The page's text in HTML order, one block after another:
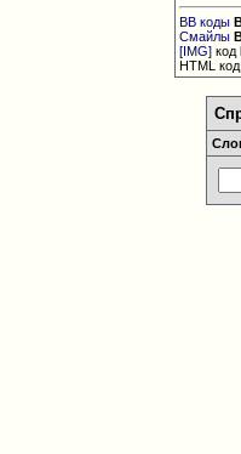
BB коды
Смайлы
[IMG] код
HTML